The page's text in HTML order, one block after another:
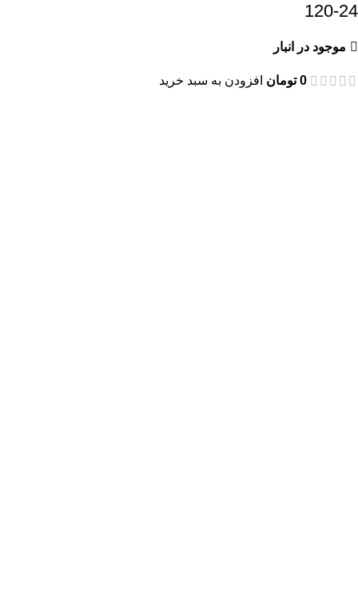
120-24
موجود در انبار
0 تومان افزودن به سبد خرید